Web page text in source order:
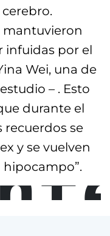
mantuvieron
infuidas por el
Wei, una de
– . Esto
durante el
se
y se vuelven